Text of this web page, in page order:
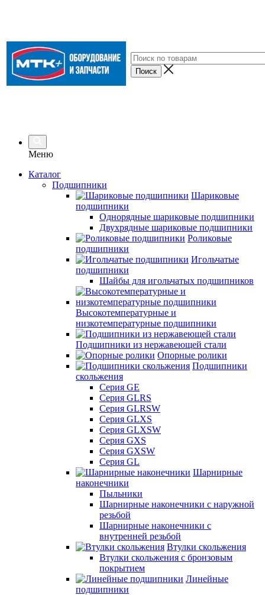
Меню
Каталог
Подшипники
Шариковые
подшипники
Однорядные шариковые подшипники
Двухрядные шариковые подшипники
Роликовые
подшипники
Игольчатые
подшипники
Шайбы для игольчатых подшипников
Высокотемпературные и
низкотемпературные подшипники
Подшипники из нержавеющей стали
Опорные ролики
Подшипники
скольжения
Серия GE
Серия GLRS
Серия GLRSW
Серия GLXS
Серия GLXSW
Серия GXS
Серия GXSW
Серия GL
Шарнирные
наконечники
Пыльники
Шарнирные наконечники с наружной
резьбой
Шарнирные наконечники с
внутренней резьбой
Втулки скольжения
Втулки скольжения с бронзовым
покрытием
Линейные
подшипники